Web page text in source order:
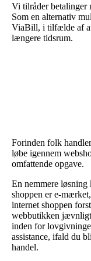
Vi tilråder betalinger
Som en alternativ
ViaBill, i tilfælde af
længere tidsrum.
Forinden folk
løbe igennem
omfattende opgave.
En nemmere
shoppen er e-
internet shoppen
webbutikken
inden for
assistance, ifald du
handel.